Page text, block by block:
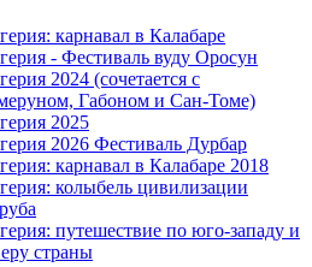
карнавал в Калабаре
- Фестиваль вуду Оросун
2024 (сочетается с
Габоном и Сан-Томе)
2025
2026 Фестиваль Дурбар
карнавал в Калабаре 2018
колыбель цивилизации
путешествие по юго-западу и
страны